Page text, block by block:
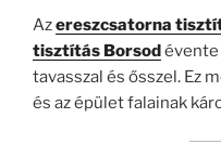
Azereszcsatorna
tisztítás Borsodévente
tavasszal és ősszel. Ez
és az épület falainak